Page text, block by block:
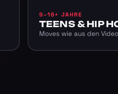
9–16+ JAHRE
TEENS & HIP
Moves wie aus den